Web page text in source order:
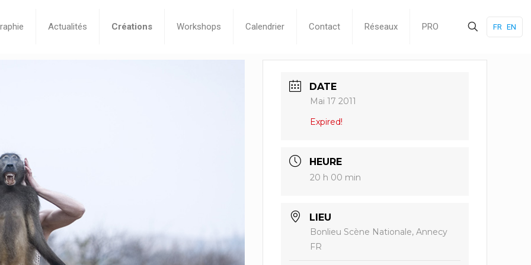
Actualités Créations Workshops Calendrier Contact Réseaux PRO FR EN
DATE
Mai 17 2011
Expired!
HEURE
20 h 00 min
LIEU
Bonlieu Scène Nationale, Annecy
FR